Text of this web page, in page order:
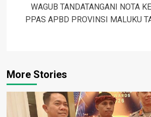
WAGUB TANDATANGANI NOTA
PPAS APBD PROVINSI MALUKU
More Stories